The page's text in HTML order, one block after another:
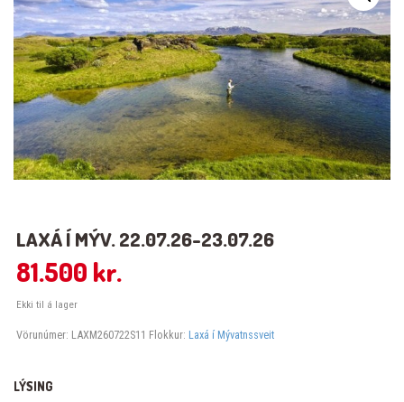
LAXÁ Í MÝV. 22.07.26-23.07.26
81.500 kr.
Ekki til á lager
Vörunúmer: LAXM260722S11 Flokkur: Laxá í Mývatnssveit
LÝSING